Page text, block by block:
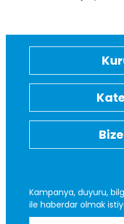
Kampanya, duyuru,
ile haberdar olmak